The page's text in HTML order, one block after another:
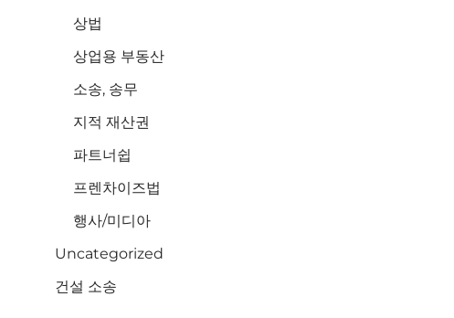
상법
상업용 부동산
소송, 송무
지적 재산권
파트너쉽
프렌차이즈법
행사/미디아
Uncategorized
건설 소송